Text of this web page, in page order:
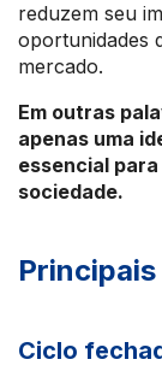
reduzem seu
oportunidades
mercado.
Em outras
apenas uma
essencial
sociedade.
Ciclo